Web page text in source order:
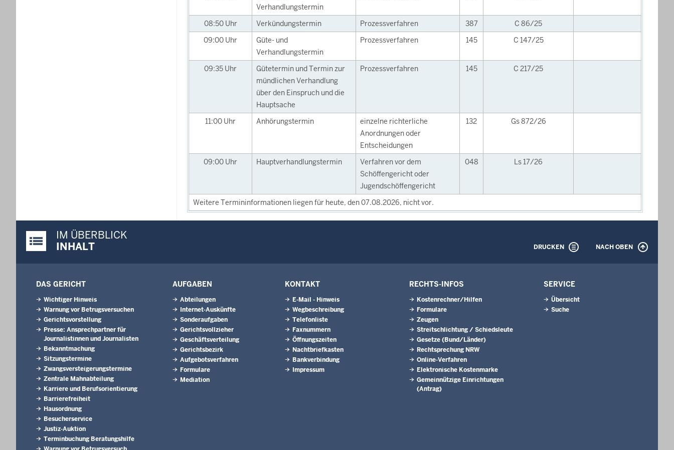
Verhandlungstermin
08:50 Uhr Verkündungstermin Prozessverfahren 387
C 86/25
09:00 Uhr
Güte- und
Verhandlungstermin
Prozessverfahren 145 C 147/25
09:35 Uhr
Gütetermin und Termin zur
mündlichen Verhandlung
über den Einspruch und die
Hauptsache
Prozessverfahren 145 C 217/25
11:00 Uhr Anhörungstermin
einzelne richterliche
Anordnungen oder
Entscheidungen
132 Gs 872/26
09:00 Uhr Hauptverhandlungstermin
Verfahren vor dem
Schöffengericht oder
Jugendschöffengericht
048 Ls 17/26
Weitere Termininformationen liegen für heute, den 07.08.2026, nicht vor.
Justiz-Portal im Überblick:
IM ÜBERBLICK
INHALT
DRUCKEN NACH OBEN
DAS GERICHT
Wichtiger Hinweis
Warnung vor Betrugsversuchen
Gerichtsvorstellung
Presse: Ansprechpartner für
Journalistinnen und Journalisten
Bekanntmachung
Sitzungstermine
Zwangsversteigerungs­termine
Zentrale Mahnabteilung
Karriere und Berufsorientierung
Barrierefreiheit
Hausordnung
Besucherservice
Justiz-Auktion
Terminbuchung Beratungshilfe
AUFGABEN
Abteilungen
Internet-Auskünfte
Sonderaufgaben
Gerichtsvollzieher
Geschäftsverteilung
Gerichtsbezirk
Aufgebotsverfahren
Formulare
Mediation
KONTAKT
E-Mail - Hinweis
Wegbeschreibung
Telefonliste
Faxnummern
Öffnungszeiten
Nachtbriefkasten
Bankverbindung
Impressum
RECHTS-INFOS
Kostenrechner/Hilfen
Formulare
Zeugen
Streitschlichtung / Schiedsleute
Gesetze (Bund/Länder)
Rechtsprechung NRW
Online-Verfahren
Elektronische Kostenmarke
Gemeinnützige Einrichtungen
(Antrag)
SERVICE
Übersicht
Suche